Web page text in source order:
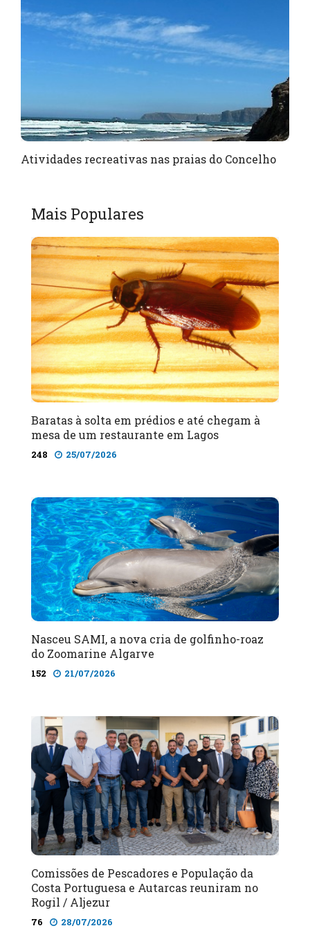
Atividades recreativas nas praias do Concelho
Mais Populares
Baratas à solta em prédios e até chegam à
mesa de um restaurante em Lagos
248 25/07/2026
Nasceu SAMI, a nova cria de golfinho-roaz
do Zoomarine Algarve
152 21/07/2026
Comissões de Pescadores e População da
Costa Portuguesa e Autarcas reuniram no
Rogil / Aljezur
76 28/07/2026